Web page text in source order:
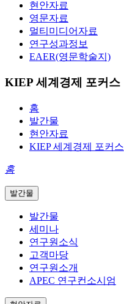
현안자료
영문자료
멀티미디어자료
연구성과정보
EAER(영문학술지)
KIEP 세계경제 포커스
홈
발간물
현안자료
KIEP 세계경제 포커스
홈
발간물
발간물
세미나
연구원소식
고객마당
연구원소개
APEC 연구컨소시엄